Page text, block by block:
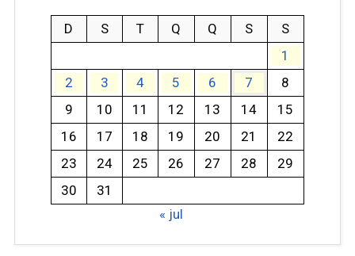
D S T Q Q S
S
1
2
3 4 5 6 7
8
9
10 11 12 13 14
15
16
17 18 19 20 21
22
23
24 25 26 27 28
29
30
31
« jul